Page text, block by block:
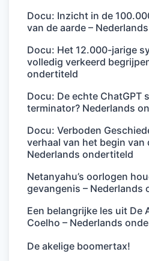
Docu: Inzicht in de
van de aarde –
Docu: Het 12.000-jarige
volledig verkeerd
ondertiteld
Docu: De echte ChatGPT
terminator? Nederlands
Docu: Verboden
verhaal van het begin van
Nederlands ondertiteld
Netanyahu’s oorlogen
gevangenis – Nederlands
Een belangrijke les uit De
Coelho – Nederlands
De akelige boomertax!